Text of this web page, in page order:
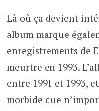
Là où ça devient
album marque
enregistrements de
meurtre en 1993.
entre 1991 et 1993,
morbide que